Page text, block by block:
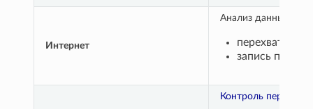
Интернет
Анализ данных
перехват
запись
Контроль